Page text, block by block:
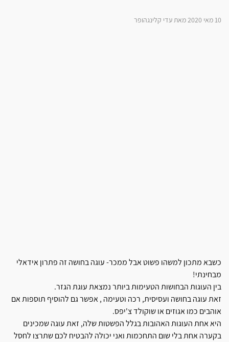
10 מאי 2020 מאת עדי קלינגהופר
כשבא מתכון למשהו פשוט אבל ממכר- עוגה בחושה זה פתרון אידאלי
מבחינתי!
בין העוגות הבחושות הטעימות ביותר נמצאת עוגת הגזר.
זאת עוגה בחושה ועסיסית, רכה וטעימה , אפשר גם להוסיף תוספות אם
אוהבים כמו אגוזים או שוקולד צ'יפס.
היא אחת העוגות האהובות בגלל הפשטות שלה, זאת עוגה שמכינים
בקערה אחת בלי שום התחכמות ואני יכולה להבטיח לכם שתרצו לחסל